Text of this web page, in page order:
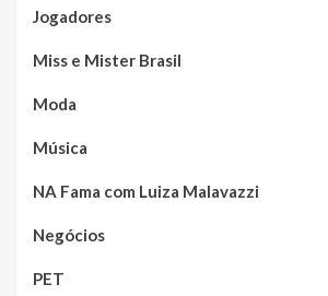
Jogadores
Miss e Mister Brasil
Moda
Música
NA Fama com Luiza Malavazzi
Negócios
PET